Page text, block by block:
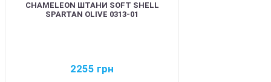
CHAMELEON ШТАНИ SOFT SHELL
SPARTAN OLIVE 0313-01
2255 грн